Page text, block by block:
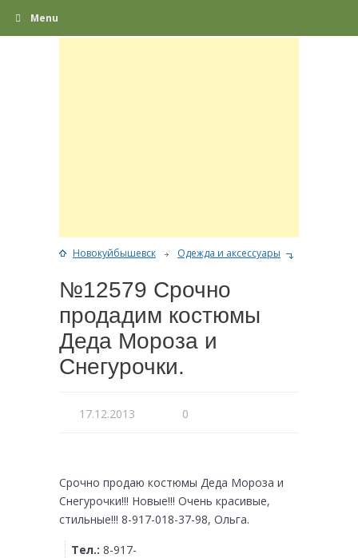
Menu
Новокуйбышевск Одежда и аксессуары
№12579 Срочно
продадим костюмы
Деда Мороза и
Снегурочки.
17.12.2013 0
Срочно продаю костюмы Деда Мороза и
Снегурочки!!! Новые!!! Очень красивые,
стильные!!! 8-917-018-37-98, Ольга.
Тел.: 8-917-